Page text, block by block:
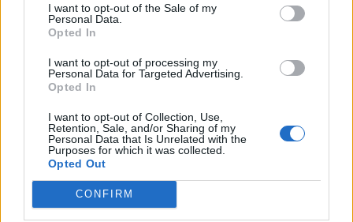
I want to opt-out of the Sale of my
Personal Data.
Opted In
I want to opt-out of processing my
Personal Data for Targeted Advertising.
Opted In
I want to opt-out of Collection, Use,
Retention, Sale, and/or Sharing of my
Personal Data that Is Unrelated with the
Purposes for which it was collected.
Opted Out
CONFIRM
7 Ουρανοί Επ.179